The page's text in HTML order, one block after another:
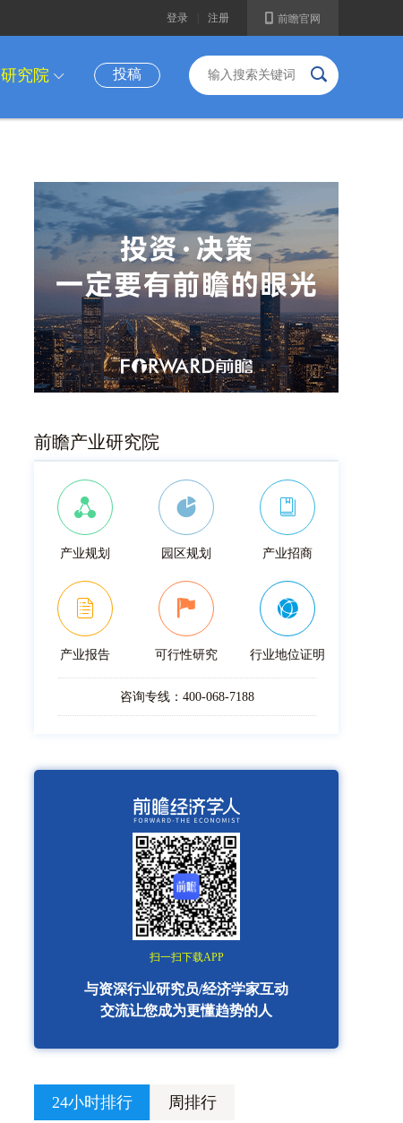
A 前瞻官网
登录 注册
研究院 I 投稿 B
前瞻产业研究院
产业规划 园区规划 产业招商
产业报告 可行性研究 行业地位证明
咨询专线：400-068-7188
扫一扫下载APP
与资深行业研究员/经济学家互动
交流让您成为更懂趋势的人
24小时排行 周排行